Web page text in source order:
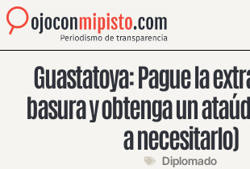
Guastatoya: Pague la
basura y obtenga un
a necesitarlo)
Diplomado